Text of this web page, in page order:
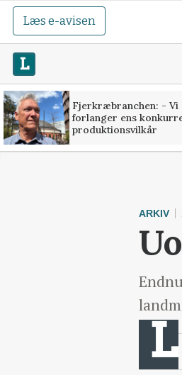
Læs e-avisen
Fjerkræbranchen: - Vi
forlanger ens
produktionsvilkår
ARKIV